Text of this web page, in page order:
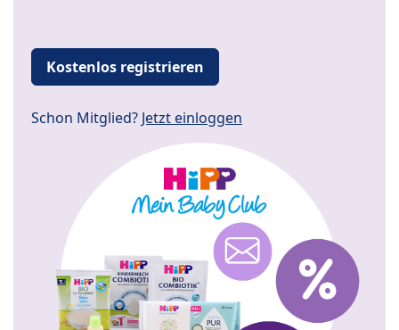
Kostenlos registrieren
Schon Mitglied? Jetzt einloggen